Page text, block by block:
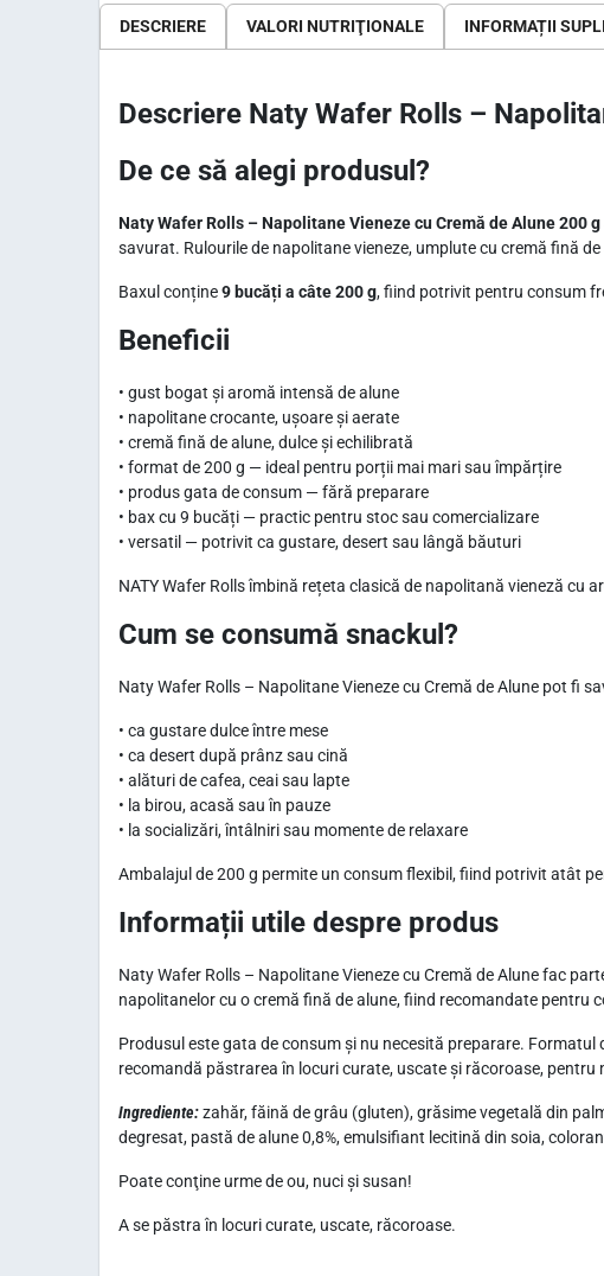
DESCRIERE VALORI NUTRIŢIONALE INFORMAȚII
Descriere Naty Wafer Rolls –
De ce să alegi produsul?
Naty Wafer Rolls – Napolitane Vieneze cu Cremă de Alune 200 g
savurat. Rulourile de napolitane vieneze, umplute cu cremă fină
Baxul conține9 bucăți a câte 200 g, fiind potrivit pentru consum
Beneficii
• gust bogat și aromă intensă de alune
• napolitane crocante, ușoare și aerate
• cremă fină de alune, dulce și echilibrată
• format de 200 g — ideal pentru porții mai mari sau împărțire
• produs gata de consum — fără preparare
• bax cu 9 bucăți — practic pentru stoc sau comercializare
• versatil — potrivit ca gustare, desert sau lângă băuturi
NATY Wafer Rolls îmbină rețeta clasică de napolitană vieneză cu
Cum se consumă snackul?
Naty Wafer Rolls – Napolitane Vieneze cu Cremă de Alune pot fi
• ca gustare dulce între mese
• ca desert după prânz sau cină
• alături de cafea, ceai sau lapte
• la birou, acasă sau în pauze
• la socializări, întâlniri sau momente de relaxare
Ambalajul de 200 g permite un consum flexibil, fiind potrivit atât
Informații utile despre produs
Naty Wafer Rolls – Napolitane Vieneze cu Cremă de Alune fac
napolitanelor cu o cremă fină de alune, fiind recomandate pentru
Produsul este gata de consum și nu necesită preparare.
recomandă păstrarea în locuri curate, uscate și răcoroase,
Ingrediente:zahăr, făină de grâu (gluten), grăsime vegetală din
degresat, pastă de alune 0,8%, emulsifiant lecitină din soia,
Poate conţine urme de ou, nuci şi susan!
A se păstra în locuri curate, uscate, răcoroase.